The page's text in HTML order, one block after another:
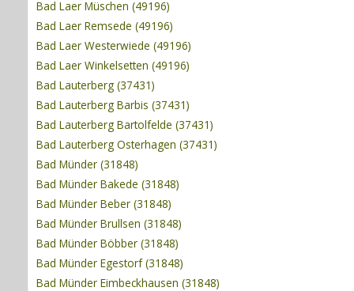
Bad Laer Müschen (49196)
Bad Laer Remsede (49196)
Bad Laer Westerwiede (49196)
Bad Laer Winkelsetten (49196)
Bad Lauterberg (37431)
Bad Lauterberg Barbis (37431)
Bad Lauterberg Bartolfelde (37431)
Bad Lauterberg Osterhagen (37431)
Bad Münder (31848)
Bad Münder Bakede (31848)
Bad Münder Beber (31848)
Bad Münder Brullsen (31848)
Bad Münder Böbber (31848)
Bad Münder Egestorf (31848)
Bad Münder Eimbeckhausen (31848)